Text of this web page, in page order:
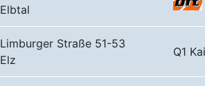
Elbtal
Limburger Straße 51-53
Elz
Q1